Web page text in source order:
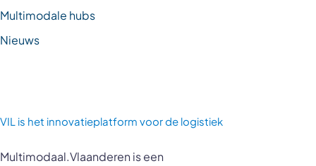
Multimodale hubs
Nieuws
VIL is het innovatieplatform voor de logistiek
Multimodaal.Vlaanderen is een